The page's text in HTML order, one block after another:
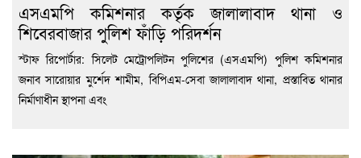
এসএমপি কমিশনার কর্তৃক জালালাবাদ থানা ও
শিবেরবাজার পুলিশ ফাঁড়ি পরিদর্শন
স্টাফ রিপোর্টার: সিলেট মেট্রোপলিটন পুলিশের (এসএমপি) পুলিশ কমিশনার
জনাব সারোয়ার মুর্শেদ শামীম, বিপিএম-সেবা জালালাবাদ থানা, প্রস্তাবিত থানার
নির্মাণাধীন স্থাপনা এবং